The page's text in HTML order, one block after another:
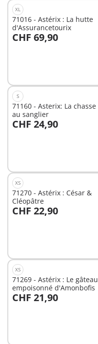
XL
71016 - Astérix : La hutte
d'Assurancetourix
CHF 69,90
S
71160 - Asterix: La chasse
au sanglier
CHF 24,90
Au panier
XS
71270 - Astérix : César &
Cléopâtre
CHF 22,90
XS
71269 - Astérix : Le gâteau
empoisonné d'Amonbofis
CHF 21,90